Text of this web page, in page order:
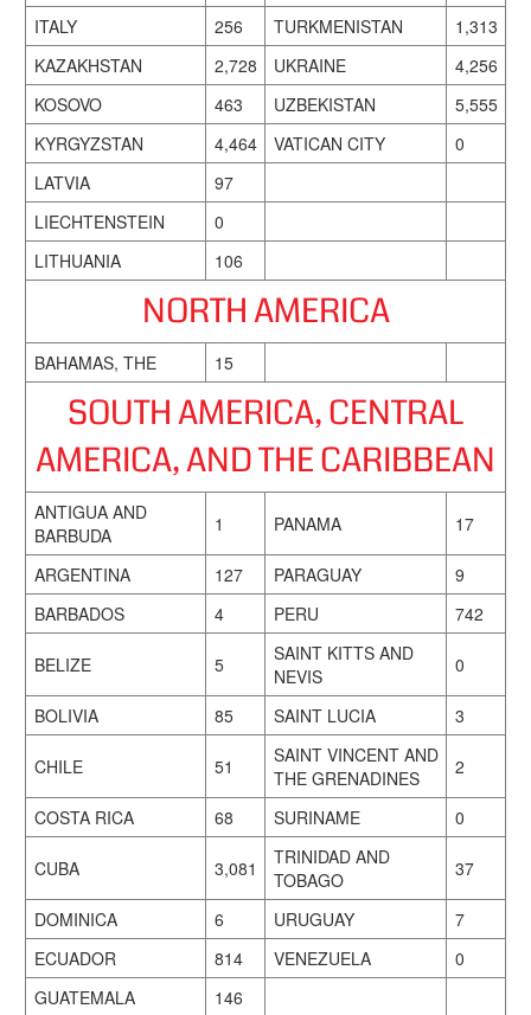
ITALY
256 TURKMENISTAN
1,313
KAZAKHSTAN
2,728 UKRAINE
4,256
KOSOVO
463 UZBEKISTAN
5,555
KYRGYZSTAN
4,464 VATICAN CITY
0
LATVIA
97
LIECHTENSTEIN
0
LITHUANIA
106
NORTH AMERICA
BAHAMAS, THE 15
SOUTH AMERICA, CENTRAL
AMERICA, AND THE CARIBBEAN
ANTIGUA AND
BARBUDA
1 PANAMA 17
ARGENTINA 127 PARAGUAY
9
BARBADOS
4 PERU 742
BELIZE 5
SAINT KITTS AND
NEVIS
0
BOLIVIA 85 SAINT LUCIA 3
CHILE 51
SAINT VINCENT AND
THE GRENADINES
2
COSTA RICA 68 SURINAME 0
CUBA 3,081
TRINIDAD AND
TOBAGO
37
DOMINICA 6 URUGUAY
7
ECUADOR
814 VENEZUELA
0
GUATEMALA
146